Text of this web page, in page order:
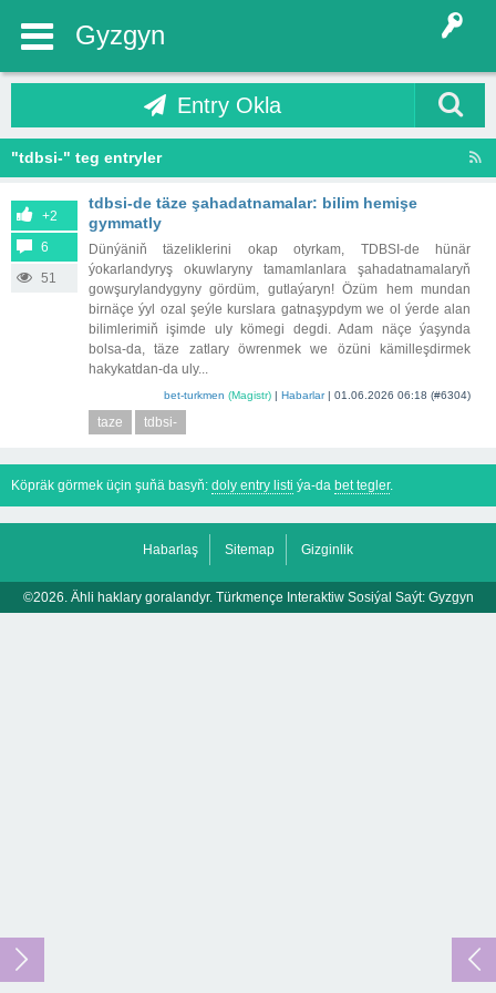
Gyzgyn
Entry Okla
"tdbsi-" teg entryler
+2
6
51
tdbsi-de täze şahadatnamalar: bilim hemişe
gymmatly
Dünýäniň täzeliklerini okap otyrkam, TDBSI-de hünär
ýokarlandyryş okuwlaryny tamamlanlara şahadatnamalaryň
gowşurylandygyny gördüm, gutlaýaryn! Özüm hem mundan
birnäçe ýyl ozal şeýle kurslara gatnaşypdym we ol ýerde alan
bilimlerimiň işimde uly kömegi degdi. Adam näçe ýaşynda
bolsa-da, täze zatlary öwrenmek we özüni kämilleşdirmek
hakykatdan-da uly...
bet-turkmen (Magistr) |Habarlar| 01.06.2026 06:18 (#6304)
taze tdbsi-
Köpräk görmek üçin şuňä basyň: doly entry listi ýa-da bet tegler.
Habarlaş Sitemap Gizginlik
©2026. Ähli haklary goralandyr. Türkmençe Interaktiw Sosiýal Saýt: Gyzgyn